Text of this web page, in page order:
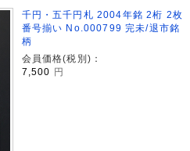
千円・五千円札 2004年銘 2桁 2枚
番号揃い No.000799 完未/退市銘
柄
会員価格(税別)：
7,500 円